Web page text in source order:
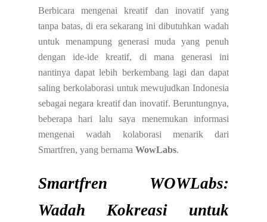
Berbicara mengenai kreatif dan inovatif yang
tanpa batas, di era sekarang ini dibutuhkan wadah
untuk menampung generasi muda yang penuh
dengan ide-ide kreatif, di mana generasi ini
nantinya dapat lebih berkembang lagi dan dapat
saling berkolaborasi untuk mewujudkan Indonesia
sebagai negara kreatif dan inovatif. Beruntungnya,
beberapa hari lalu saya menemukan informasi
mengenai wadah kolaborasi menarik dari
Smartfren, yang bernama WowLabs.
Smartfren WOWLabs:
Wadah Kokreasi untuk